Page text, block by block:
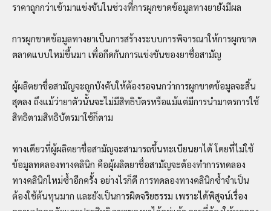
ราคาถูกกว่าเข้ามาแข่งขันในช่วงที่การผูกขาดข้อมูลทางยายังมีผล
การผูกขาดข้อมูลทางยาเป็นการสร้างระบบการพิจารณาให้การผูกขาด
ตลาดแบบใหม่ขึ้นมา เพื่อกีดกันการแข่งขันของยาชื่อสามัญ
ผู้ผลิตยาชื่อสามัญจะถูกบังคับให้ต้องรอจนกว่าการผูกขาดข้อมูลจะสิ้น
สุดลง ถึงแม้ว่ายาตัวนั้นจะไม่มีสิทธิบัตรหรือแม้แต่มีการนำมาตรการใช้
สิทธิตามสิทธิบัตรมาใช้ก็ตาม
ทางเดียวที่ผู้ผลิตยาชื่อสามัญจะสามารถขึ้นทะเบียนยาได้ โดยที่ไม่ใช้
ข้อมูลทดลองทางคลินิก คือผู้ผลิตยาชื่อสามัญจะต้องทำการทดลอง
ทางคลินิกใหม่ซ้ำอีกครั้ง อย่างไรก็ดี การทดลองทางคลินิกซ้ำจำเป็น
ต้องใช้ต้นทุนมาก และยังเป็นการผิดจริยธรรม เพราะได้พิสูจน์เรื่อง